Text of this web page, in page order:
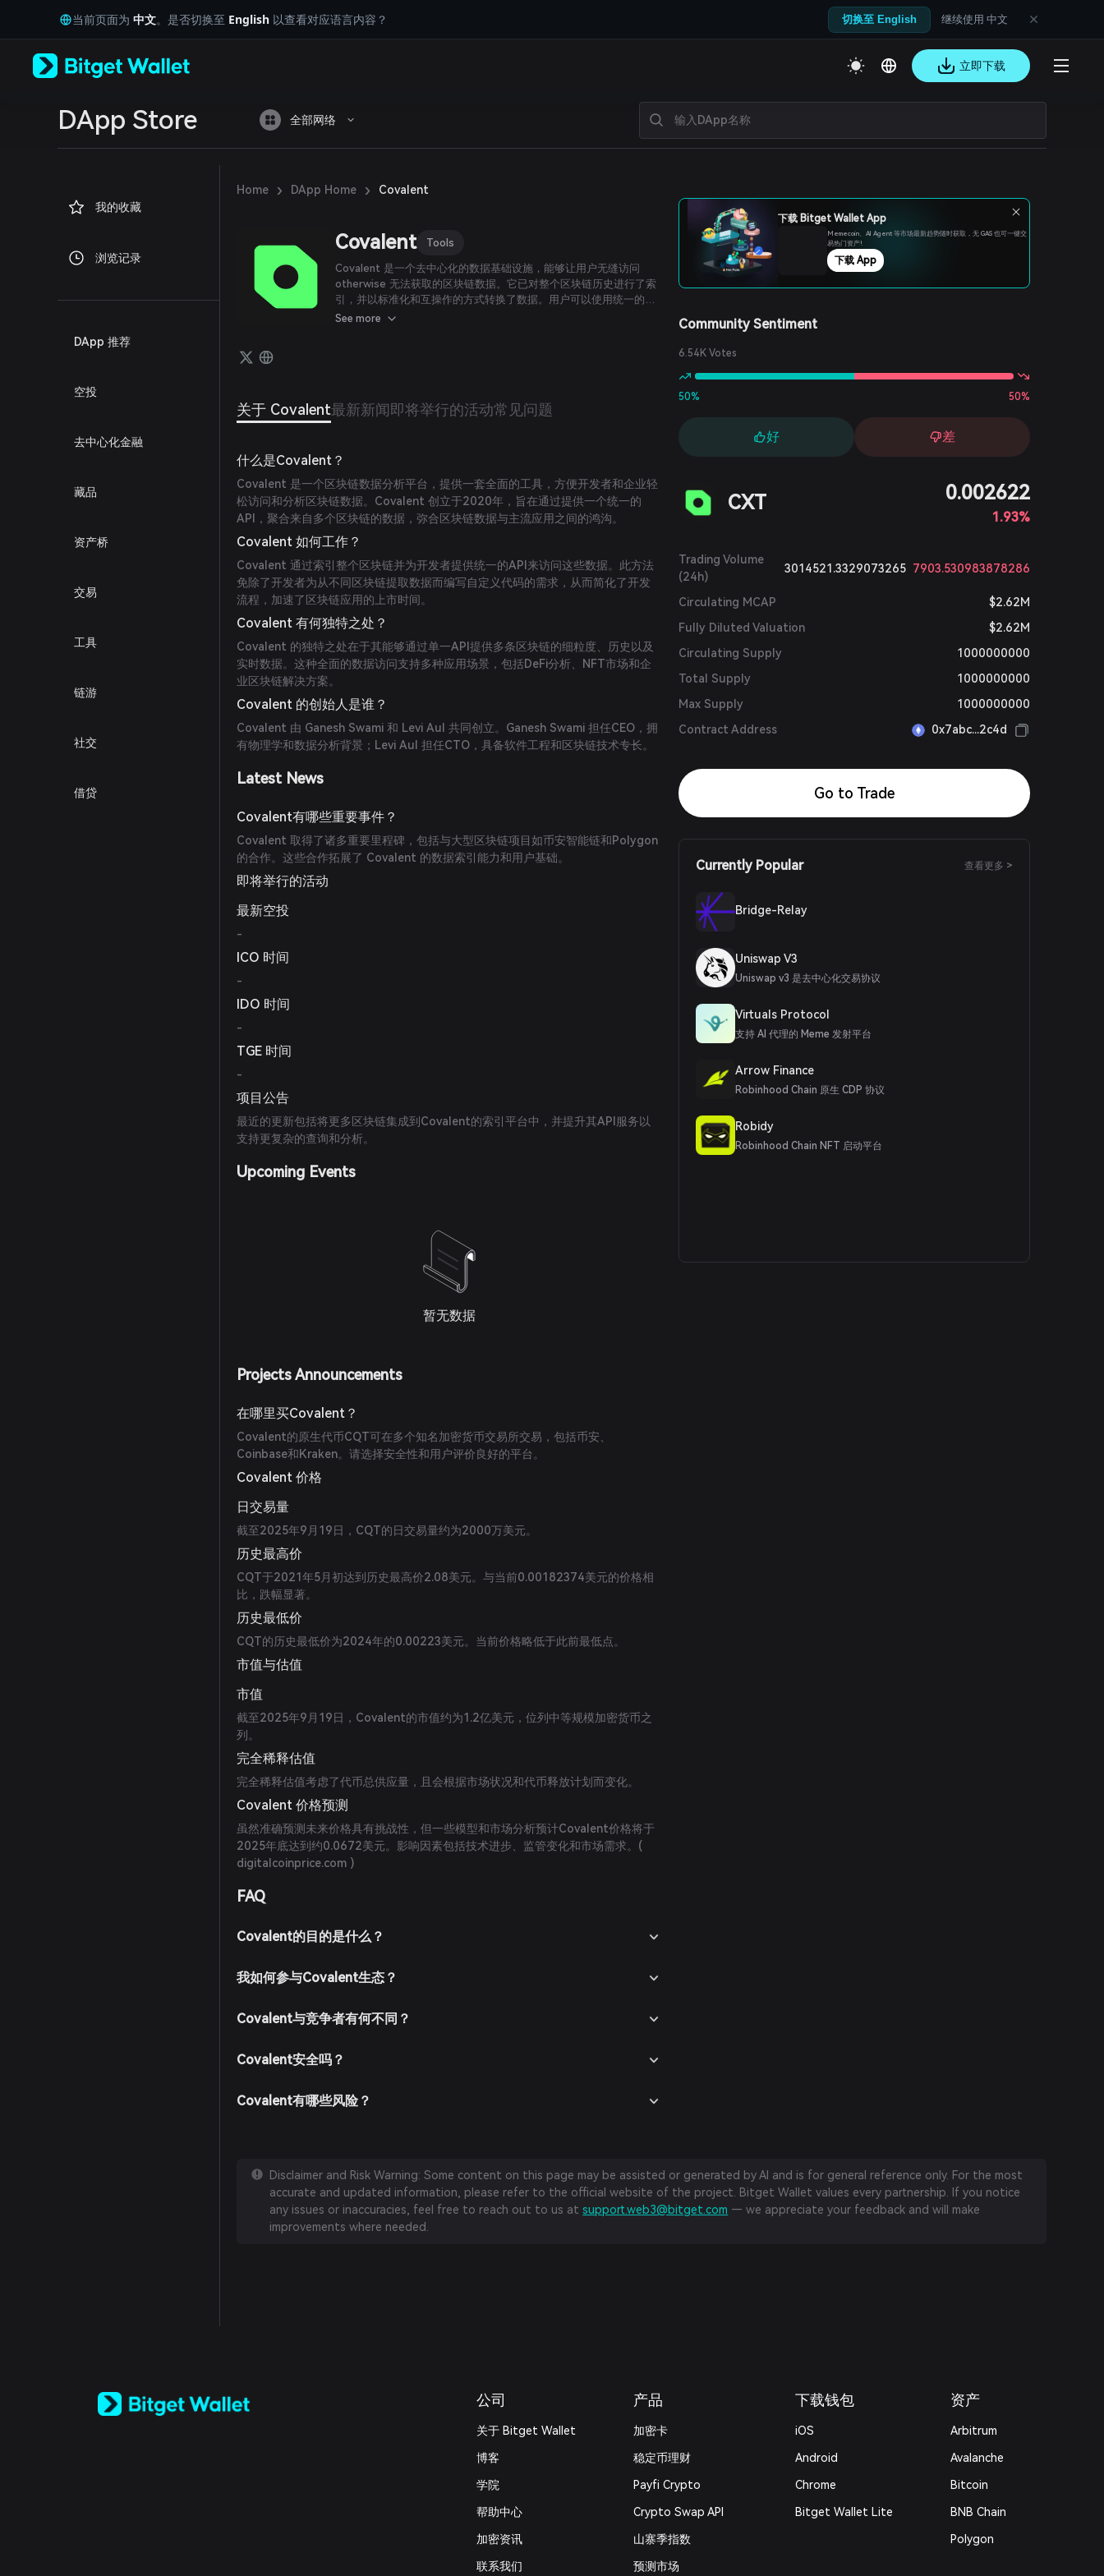
Tiếng Việt
Русский
Español (Latinoamérica)
Português (Portugal)
Bahasa Indonesia
Español (Argentina)
当前页面为 中文。是否切换至 English 以查看对应语言内容？ 切换至 English 继续使用 中文
立即下载
DApp Store 全部网络
我的收藏
浏览记录
DApp 推荐
空投
去中心化金融
藏品
资产桥
交易
工具
链游
社交
借贷
Home › DApp Home › Covalent
Covalent Tools
Covalent 是一个去中心化的数据基础设施，能够让用户无缝访问
otherwise 无法获取的区块链数据。它已对整个区块链历史进行了索
引，并以标准化和互操作的方式转换了数据。用户可以使用统一的
API 查询指定区块链上几乎任何数据。
See more
关于 Covalent最新新闻即将举行的活动常见问题
什么是Covalent？
Covalent 是一个区块链数据分析平台，提供一套全面的工具，方便开发者和企业轻
松访问和分析区块链数据。Covalent 创立于2020年，旨在通过提供一个统一的
API，聚合来自多个区块链的数据，弥合区块链数据与主流应用之间的鸿沟。
Covalent 如何工作？
Covalent 通过索引整个区块链并为开发者提供统一的API来访问这些数据。此方法
免除了开发者为从不同区块链提取数据而编写自定义代码的需求，从而简化了开发
流程，加速了区块链应用的上市时间。
Covalent 有何独特之处？
Covalent 的独特之处在于其能够通过单一API提供多条区块链的细粒度、历史以及
实时数据。这种全面的数据访问支持多种应用场景，包括DeFi分析、NFT市场和企
业区块链解决方案。
Covalent 的创始人是谁？
Covalent 由 Ganesh Swami 和 Levi Aul 共同创立。Ganesh Swami 担任CEO，拥
有物理学和数据分析背景；Levi Aul 担任CTO，具备软件工程和区块链技术专长。
Latest News
Covalent有哪些重要事件？
Covalent 取得了诸多重要里程碑，包括与大型区块链项目如币安智能链和Polygon
的合作。这些合作拓展了 Covalent 的数据索引能力和用户基础。
即将举行的活动
最新空投
-
ICO 时间
-
IDO 时间
-
TGE 时间
-
项目公告
最近的更新包括将更多区块链集成到Covalent的索引平台中，并提升其API服务以
支持更复杂的查询和分析。
Upcoming Events
暂无数据
Projects Announcements
在哪里买Covalent？
Covalent的原生代币CQT可在多个知名加密货币交易所交易，包括币安、
Coinbase和Kraken。请选择安全性和用户评价良好的平台。
Covalent 价格
日交易量
截至2025年9月19日，CQT的日交易量约为2000万美元。
历史最高价
CQT于2021年5月初达到历史最高价2.08美元。与当前0.00182374美元的价格相
比，跌幅显著。
历史最低价
CQT的历史最低价为2024年的0.00223美元。当前价格略低于此前最低点。
市值与估值
市值
截至2025年9月19日，Covalent的市值约为1.2亿美元，位列中等规模加密货币之
列。
完全稀释估值
完全稀释估值考虑了代币总供应量，且会根据市场状况和代币释放计划而变化。
Covalent 价格预测
虽然准确预测未来价格具有挑战性，但一些模型和市场分析预计Covalent价格将于
2025年底达到约0.0672美元。影响因素包括技术进步、监管变化和市场需求。(
digitalcoinprice.com )
FAQ
Covalent的目的是什么？
我如何参与Covalent生态？
Covalent与竞争者有何不同？
Covalent安全吗？
Covalent有哪些风险？
下载 Bitget Wallet App
Memecoin、Al Agent 等市场最新趋势随时获取，无 GAS 也可一键交
易热门资产!
下载 App
Community Sentiment
6.54K Votes
50% 50%
好 差
CXT 0.002622
1.93%
Trading Volume
(24h)
3014521.3329073265 7903.530983878286
Circulating MCAP
$2.62M
Fully Diluted Valuation
$2.62M
Circulating Supply
1000000000
Total Supply
1000000000
Max Supply
1000000000
Contract Address
0x7abc...2c4d
Go to Trade
Currently Popular 查看更多 >
Bridge-Relay
Uniswap V3
Uniswap v3 是去中心化交易协议
Virtuals Protocol
支持 AI 代理的 Meme 发射平台
Arrow Finance
Robinhood Chain 原生 CDP 协议
Robidy
Robinhood Chain NFT 启动平台
Disclaimer and Risk Warning: Some content on this page may be assisted or generated by AI and is for general reference only. For the most
accurate and updated information, please refer to the official website of the project. Bitget Wallet values every partnership. If you notice
any issues or inaccuracies, feel free to reach out to us atsupport.web3@bitget.com — we appreciate your feedback and will make
improvements where needed.
Español (Latinoamérica)
公司
关于 Bitget Wallet
博客
学院
帮助中心
加密资讯
联系我们
产品
加密卡
稳定币理财
Payfi Crypto
Crypto Swap API
山寨季指数
预测市场
下载钱包
iOS
Android
Chrome
Bitget Wallet Lite
资产
Arbitrum
Avalanche
Bitcoin
BNB Chain
Polygon